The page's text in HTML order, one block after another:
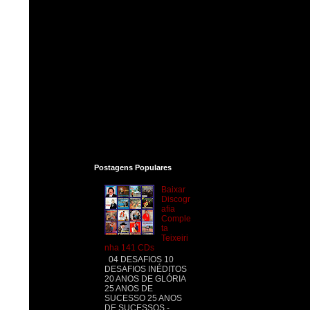
Postagens Populares
Baixar
Discogr
afia
Comple
ta
Teixeiri
nha 141 CDs
04 DESAFIOS 10
DESAFIOS INÉDITOS
20 ANOS DE GLÓRIA
25 ANOS DE
SUCESSO 25 ANOS
DE SUCESSOS -